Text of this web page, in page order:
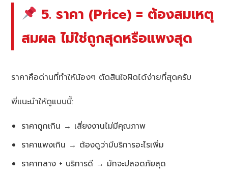
5. ราคา (Price) = ต้องสมเหตุ
สมผล ไม่ใช่ถูกสุดหรือแพงสุด
ราคาคือด่านที่ทำให้น้องๆ ตัดสินใจผิดได้ง่ายที่สุดครับ
พี่แนะนำให้ดูแบบนี้:
ราคาถูกเกิน → เสี่ยงงานไม่มีคุณภาพ
ราคาแพงเกิน → ต้องดูว่ามีบริการอะไรเพิ่ม
ราคากลาง + บริการดี → มักจะปลอดภัยสุด